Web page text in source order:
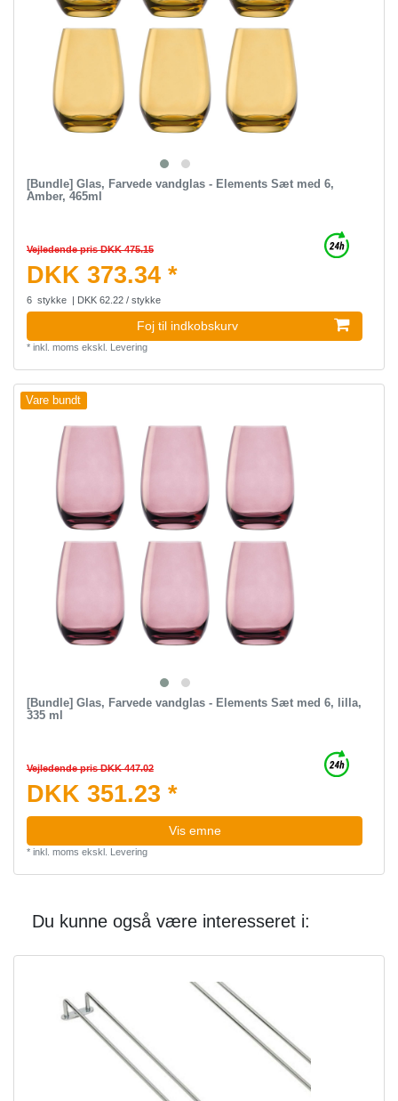
[Bundle] Glas, Farvede vandglas - Elements Sæt med 6,
Amber, 465ml
Vejledende pris DKK 475.15
DKK 373.34 *
6 stykke | DKK 62.22 / stykke
Foj til indkobskurv
* inkl. moms ekskl. Levering
Vare bundt
[Bundle] Glas, Farvede vandglas - Elements Sæt med 6, lilla,
335 ml
Vejledende pris DKK 447.02
DKK 351.23 *
Vis emne
* inkl. moms ekskl. Levering
Du kunne også være interesseret i: